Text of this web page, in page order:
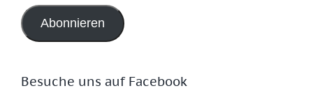
Adresse
Abonnieren
Besuche uns auf Facebook